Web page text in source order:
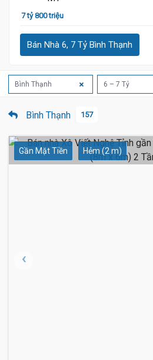
7.6 Tỷ
7 tỷ 800 triệu
Bán Nhà 6, 7 Tỷ Bình Thạnh
Bình Thạnh 6 – 7 Tỷ
Bình Thạnh 157
Gần Mặt Tiền Hẻm (2 m)